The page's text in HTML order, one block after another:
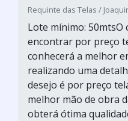
Requinte das Telas /
Lote mínimo: 50mtsO
encontrar por preço
conhecerá a melhor
realizando uma
desejo é por preço
melhor mão de obra
obterá ótima